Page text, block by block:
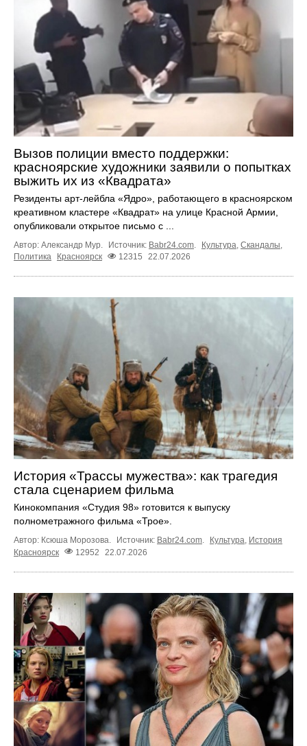
Вызов полиции вместо поддержки:
красноярские художники заявили о попытках
выжить их из «Квадрата»
Резиденты арт-лейбла «Ядро», работающего в красноярском
креативном кластере «Квадрат» на улице Красной Армии,
опубликовали открытое письмо с ...
Автор: Александр Мур. Источник: Babr24.com Культура Скандалы
Политика
Красноярск 12315 22.07.2026
История «Трассы мужества»: как трагедия
стала сценарием фильма
Кинокомпания «Студия 98» готовится к выпуску
полнометражного фильма «Трое».
Автор: Ксюша Морозова. Источник: Babr24.com. Культура, История
Красноярск
12952 22.07.2026